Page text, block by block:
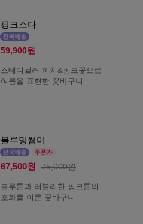
핑크소다
59,900원
스테디컬러 피치&핑크꽃으로
여름을 표현한 꽃바구니
블루밍썸머
67,500원 75,000원
블루톤과 러블리한 핑크톤의
조화를 이룬 꽃바구니